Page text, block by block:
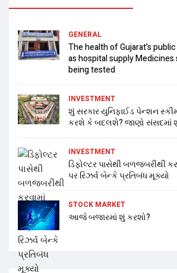
GENERAL
The health of Gujarat’s
as hospital supply Medicines
being tested
INVESTMENT
શું સરકાર યુનિફાઈડ પેન્શન
કરશે કે બદલશે? જાણો સંસદમાં
INVESTMENT
ડિફોલ્ટર પાસેથી બળજબરીથી
પર રિઝર્વ બેન્કે પ્રતિબંધ મૂક્યો
STOCK MARKET
આજે બજારમાં શું કરશો?